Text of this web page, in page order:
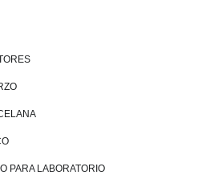
PARA LABORATORIO